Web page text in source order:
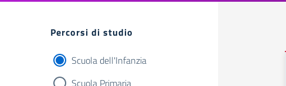
Filtri
Percorsi di studio
Scuola dell'Infanzia
Scuola Primaria